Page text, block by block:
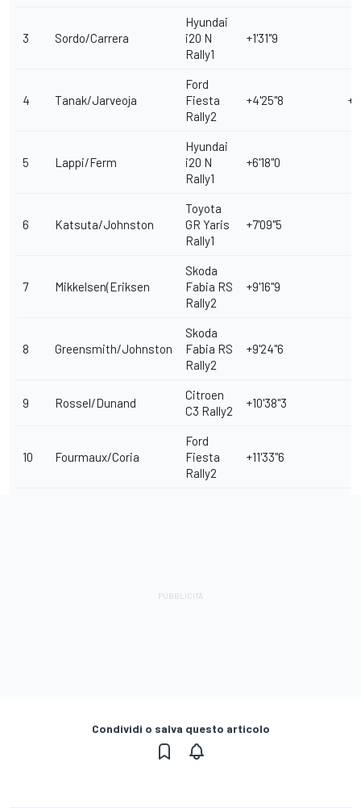
3 Sordo/Carrera
Hyundai
i20 N
Rally1
+1'31"9
4 Tanak/Jarveoja
Ford
Fiesta
Rally2
+4'25"8
5 Lappi/Ferm
Hyundai
i20 N
Rally1
+6'18"0
6 Katsuta/Johnston
Toyota
GR Yaris
Rally1
+7'09"5
7 Mikkelsen(Eriksen
Skoda
Fabia RS
Rally2
+9'16"9
8 Greensmith/Johnston
Skoda
Fabia RS
Rally2
+9'24"6
9 Rossel/Dunand
Citroen
C3 Rally2
+10'38"3
10 Fourmaux/Coria
Ford
Fiesta
Rally2
+11'33"6
Condividi o salva questo articolo